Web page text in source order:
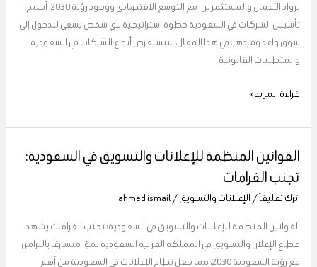
لرواد الأعمال والمستثمرين. مع التوسع الاقتصادي ووجود رؤية 2030، أصبح
تأسيس الشركات في السعودية خطوة استراتيجية لأي شخص يسعى للدخول إلى
سوق واعد ومزدهر. في هذا المقال، سنستعرض أنواع الشركات في السعودية،
والمتطلبات القانونية
القانونية
قراءة المزيد »
القوانين المنظمة للإعلانات والتسويق في السعودية:
تجنب الغرامات
اترك تعليقاً/ الإعلانات والتسويق/
ahmed ismail
القوانين المنظمة للإعلانات والتسويق في السعودية: تجنب الغرامات يشهد
قطاع الإعلان والتسويق في المملكة العربية السعودية نموًا متسارعًا بالتزامن
مع رؤية السعودية 2030، مما جعل نظام الإعلانات في السعودية من أهم
القوانين
المنظمة
للإعلانات
والتسويق
في
السعودية:
تجنب